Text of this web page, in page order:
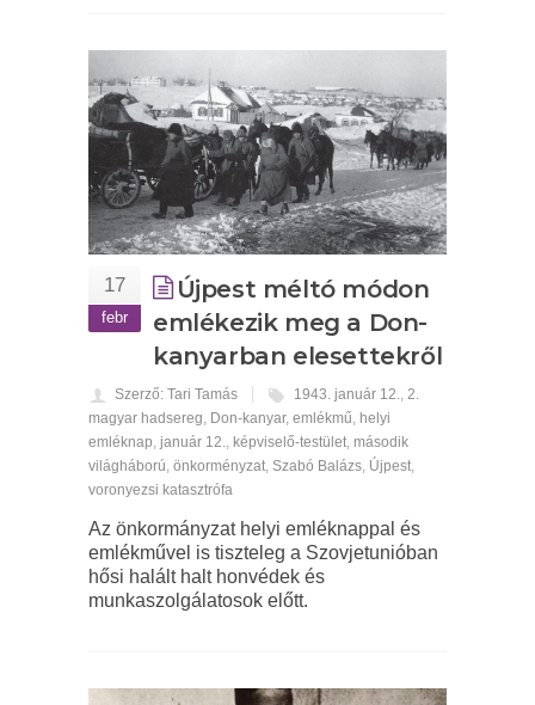
17
febr
Újpest méltó módon
emlékezik meg a Don-
kanyarban elesettekről
Szerző: Tari Tamás 1943. január 12., 2.
magyar hadsereg, Don-kanyar, emlékmű, helyi
emléknap, január 12., képviselő-testület, második
világháború, önkorményzat, Szabó Balázs, Újpest,
voronyezsi katasztrófa
Az önkormányzat helyi emléknappal és
emlékművel is tiszteleg a Szovjetunióban
hősi halált halt honvédek és
munkaszolgálatosok előtt.